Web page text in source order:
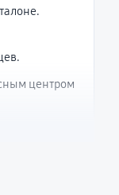
центром